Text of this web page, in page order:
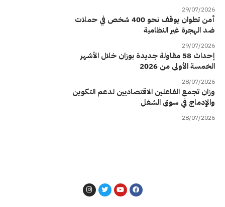
29/07/2026
أمن تطوان يوقف نحو 400 شخص في حملات
ضد الهجرة غير النظامية
29/07/2026
إحداث 58 مقاولة جديدة بوزان خلال الأشهر
الخمسة الأولى من 2026
28/07/2026
وزان تجمع الفاعلين الاقتصاديين لدعم التكوين
والإدماج في سوق الشغل
28/07/2026